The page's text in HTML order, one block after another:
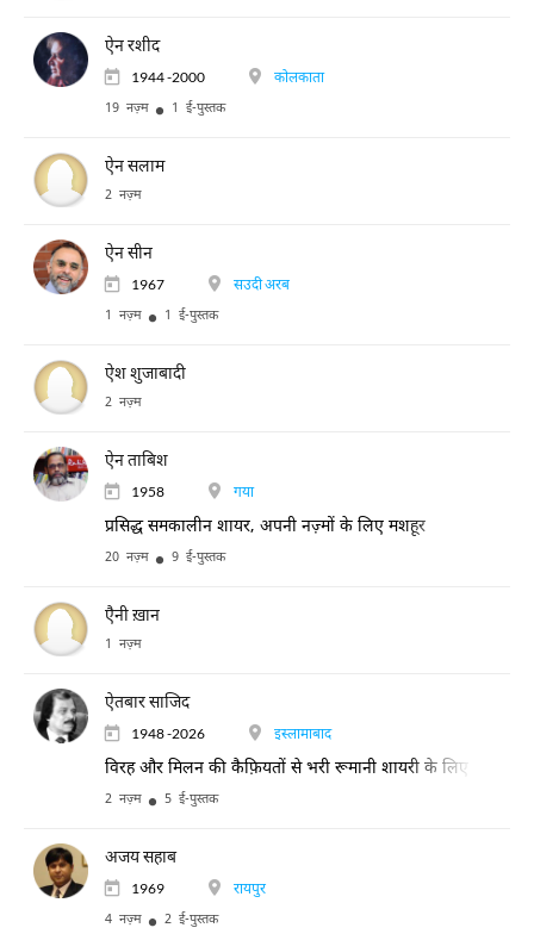
ऐन रशीद
1944 -2000 कोलकाता
19 नज़्म 1 ई-पुस्तक
ऐन सलाम
2 नज़्म
ऐन सीन
1967 सउदी अरब
1 नज़्म 1 ई-पुस्तक
ऐश शुजाबादी
2 नज़्म
ऐन ताबिश
1958 गया
प्रसिद्ध समकालीन शायर, अपनी नज़्मों के लिए मशहूर
20 नज़्म 9 ई-पुस्तक
एैनी ख़ान
1 नज़्म
ऐतबार साजिद
1948 -2026 इस्लामाबाद
विरह और मिलन की कैफ़ियतों से भरी रूमानी शायरी के लिए मशहूर
2 नज़्म 5 ई-पुस्तक
अजय सहाब
1969 रायपुर
4 नज़्म 2 ई-पुस्तक